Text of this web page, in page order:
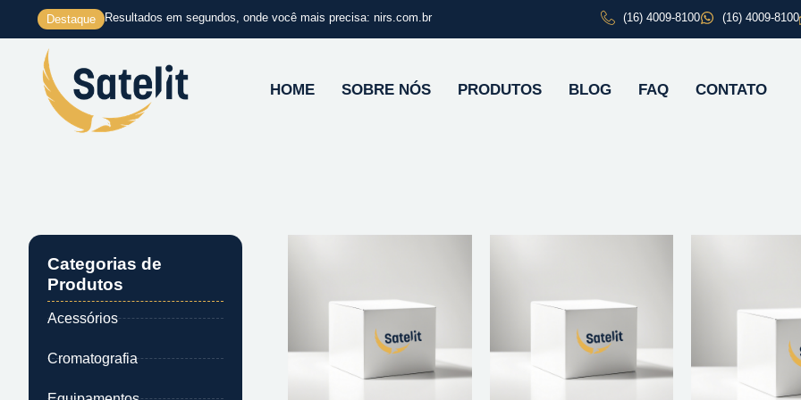
conteúdo
Destaque Resultados em segundos, onde você mais precisa: nirs.com.br (16) 4009-8100 (16) 4009-8100
HOME SOBRE NÓS PRODUTOS BLOG FAQ CONTATO
Categorias de
Produtos
Acessórios
Cromatografia